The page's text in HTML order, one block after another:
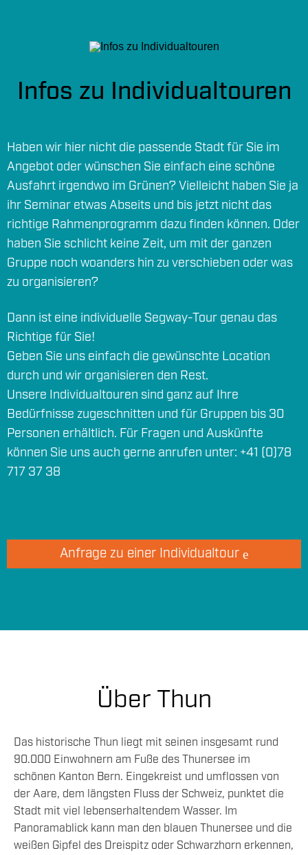
Infos zu Individualtouren
Haben wir hier nicht die passende Stadt für Sie im
Angebot oder wünschen Sie einfach eine schöne
Ausfahrt irgendwo im Grünen? Vielleicht haben Sie ja
ihr Seminar etwas Abseits und bis jetzt nicht das
richtige Rahmenprogramm dazu finden können. Oder
haben Sie schlicht keine Zeit, um mit der ganzen
Gruppe noch woanders hin zu verschieben oder was
zu organisieren?
Dann ist eine individuelle Segway-Tour genau das
Richtige für Sie!
Geben Sie uns einfach die gewünschte Location
durch und wir organisieren den Rest.
Unsere Individualtouren sind ganz auf Ihre
Bedürfnisse zugeschnitten und für Gruppen bis 30
Personen erhältlich. Für Fragen und Auskünfte
können Sie uns auch gerne anrufen unter: +41 (0)78
717 37 38
Anfrage zu einer Individualtour
Über Thun
Das historische Thun liegt mit seinen insgesamt rund
90.000 Einwohnern am Fuße des Thunersee im
schönen Kanton Bern. Eingekreist und umflossen von
der Aare, dem längsten Fluss der Schweiz, punktet die
Stadt mit viel lebenserhaltendem Wasser. Im
Panoramablick kann man den blauen Thunersee und die
weißen Gipfel des Dreispitz oder Schwarzhorn erkennen,